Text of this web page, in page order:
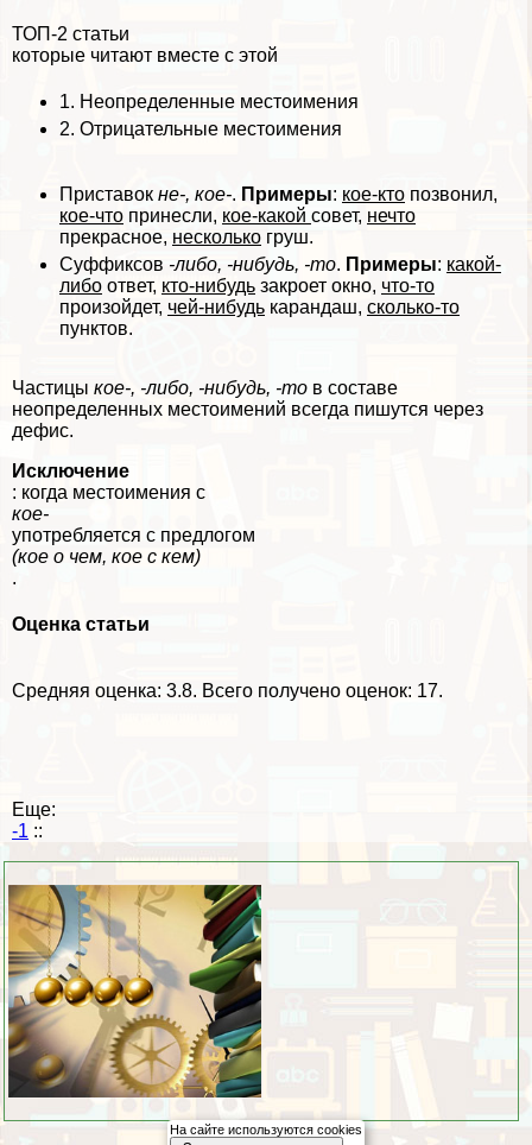
ТОП-2 статьи
которые читают вместе с этой
1. Неопределенные местоимения
2. Отрицательные местоимения
Приставок не-, кое-. Примеры: кое-кто позвонил,
кое-что принесли, кое-какой совет, нечто
прекрасное, несколько груш.
Суффиксов -либо, -нибудь, -то. Примеры: какой-
либо ответ, кто-нибудь закроет окно, что-то
произойдет, чей-нибудь карандаш, сколько-то
пунктов.
Частицы кое-, -либо, -нибудь, -то в составе
неопределенных местоимений всегда пишутся через
дефис.
Исключение
: когда местоимения с
кое-
употрeбляется с предлогом
(кое о чем, кое с кем)
.
Оценка статьи
Средняя оценка: 3.8. Всего получено оценок: 17.
Еще:
-1 ::
На сайте используются cookies